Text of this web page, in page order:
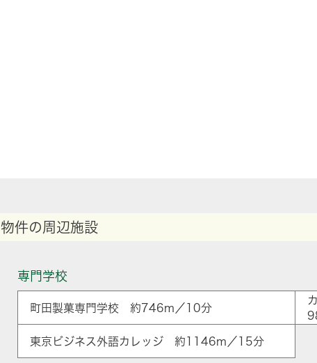
物件の周辺施設
専門学校
町田製菓専門学校 約746m／10分
東京ビジネス外語カレッジ 約1146m／15分